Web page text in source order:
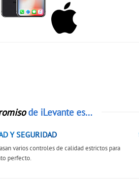
de iLevante es...
Y SEGURIDAD
varios controles de calidad estrictos para
perfecto.